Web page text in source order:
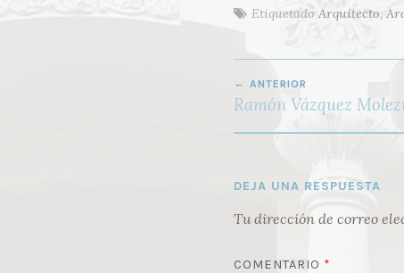
Etiquetado Arquitecto,
DE
ANTERIOR
Ramón Vázquez
DEJA UNA RESPUESTA
Tu dirección de correo
COMENTARIO *